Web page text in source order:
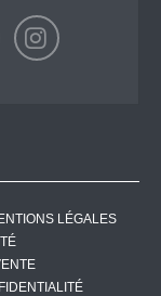
LÉGALES